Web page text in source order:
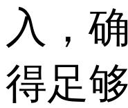
入，
得足